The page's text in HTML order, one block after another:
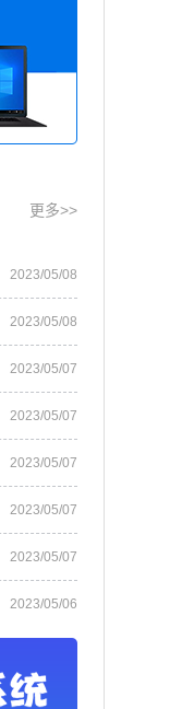
更多>>
2023/05/08
2023/05/08
2023/05/07
2023/05/07
2023/05/07
2023/05/07
2023/05/07
2023/05/06